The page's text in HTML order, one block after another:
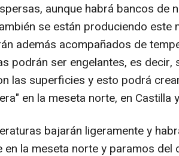
aunque habrá bancos de
se están produciendo
además acompañados de
podrán ser engelantes, es
las superficies y esto podrá
en la meseta norte, en Castilla
bajarán ligeramente y
en la meseta norte y paramos